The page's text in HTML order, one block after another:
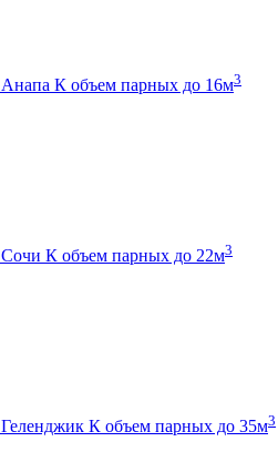
Анапа К объем парных до 16м3
Сочи К объем парных до 22м3
Геленджик К объем парных до 35м3